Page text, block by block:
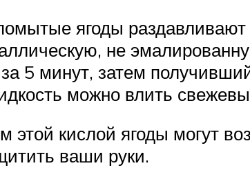
ягоды раздавливают
не
за 5 минут, затем
можно влить
этой кислой ягоды могут
ваши руки.